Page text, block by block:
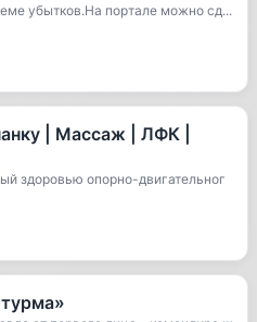
убытков.На портале можно сд...
| Массаж | ЛФК |
здоровью опорно-двигательног